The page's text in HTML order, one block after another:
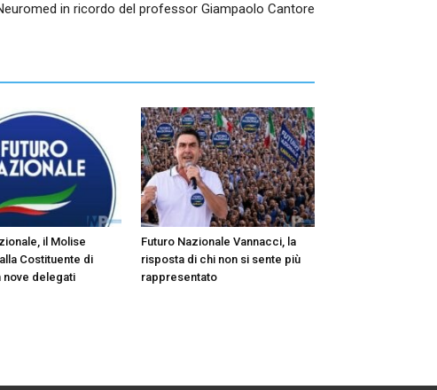
Neuromed in ricordo del professor Giampaolo Cantore
il Molise
Costituente di
nove delegati
Futuro Nazionale Vannacci, la
risposta di chi non si sente più
rappresentato